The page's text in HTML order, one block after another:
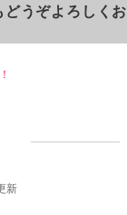
うぞよろしくお
新